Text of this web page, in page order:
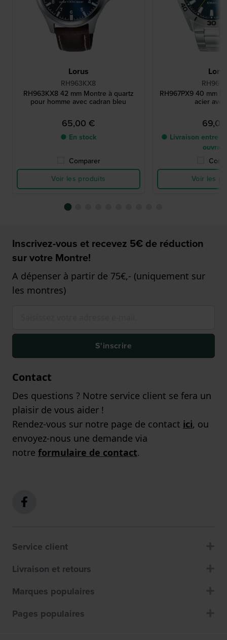
Lorus
RH963KX8
RH963KX8 42 mm Montre à quartz
pour homme avec cadran bleu
65,00 €
● En stock
Comparer
Voir les produits
RH967PX9 40 mm
acier
● Livraison entre
Voir les
Inscrivez-vous et recevez 5€ de réduction
sur votre Montre!
A dépenser à partir de 75€,- (uniquement sur
les montres)
S'inscrire
Contact
Des questions ? Notre service client se fera un
plaisir de vous aider !
Rendez-vous sur notre page de contact ici, ou
envoyez-nous une demande via
notre formulaire de contact.
Service client
Livraison et retours
Marques populaires
Pages populaires